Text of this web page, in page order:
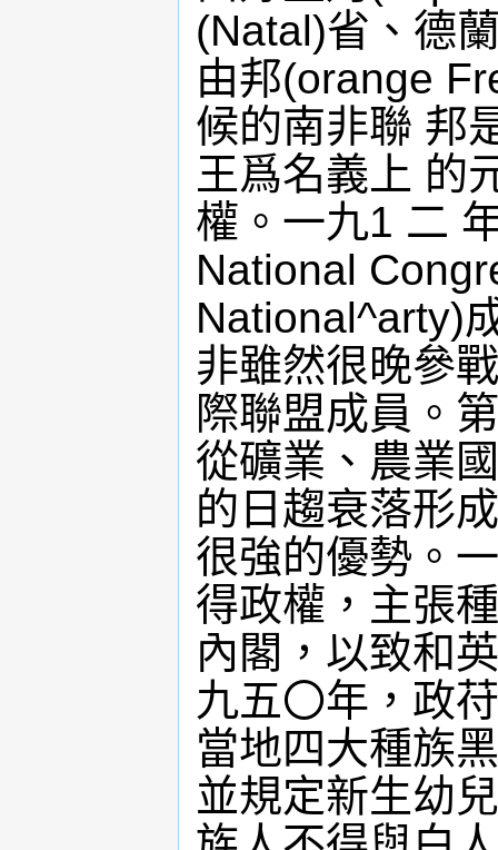
(Natal)省、德
由邦(orange
候的南非聯 邦
王爲名義上 的
權。一九1 二
National
National^arty)
非雖然很晚參
際聯盟成員。
從礦業、農業
的日趨衰落形
很強的優勢。
得政權，主張
內閣，以致和
九五〇年，政
當地四大種族
並規定新生幼